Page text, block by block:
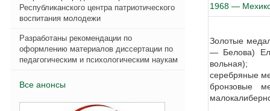
1968 —
Золотые
— Белова)
вольная);
серебряные
бронзовые
Республиканского центра патриотического
воспитания молодежи
Разработаны рекомендации по
оформлению материалов диссертации по
педагогическим и психологическим наукам
Все анонсы